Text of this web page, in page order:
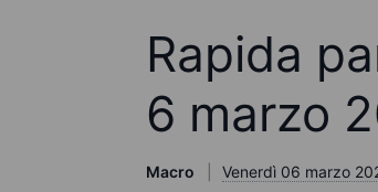
Rapida
6 marzo
Macro Venerdì 06 marzo